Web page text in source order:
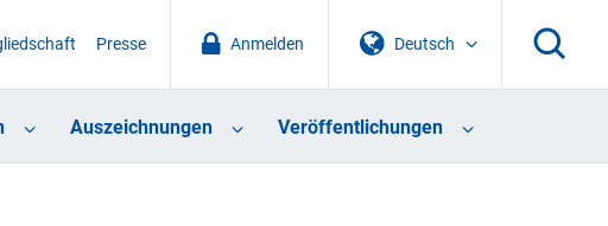
Deutsch
Anmelden
Presse
Auszeichnungen Veröffentlichungen